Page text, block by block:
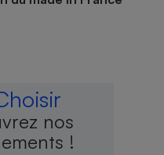
nos
!